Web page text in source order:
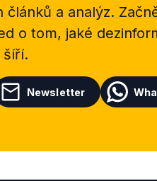
článků a analýz.
o tom, jaké
šíří.
Newsletter